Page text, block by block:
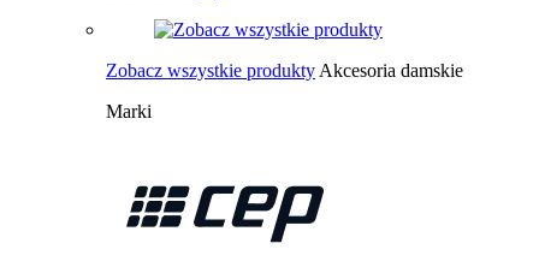
Zobacz wszystkie produkty Akcesoria damskie
Marki